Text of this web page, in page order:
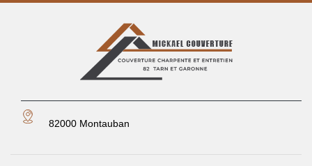
82000 Montauban